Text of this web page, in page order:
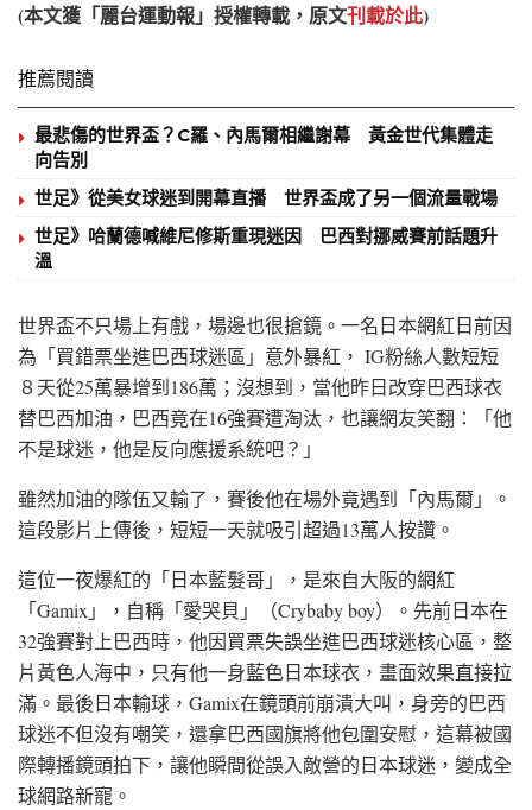
(本文獲「麗台運動報」授權轉載，原文刊載於此)
推薦閱讀
最悲傷的世界盃？C羅、內馬爾相繼謝幕 黃金世代集體走
向告別
世足》從美女球迷到開幕直播 世界盃成了另一個流量戰場
世足》哈蘭德喊維尼修斯重現迷因 巴西對挪威賽前話題升
溫
世界盃不只場上有戲，場邊也很搶鏡。一名日本網紅日前因
為「買錯票坐進巴西球迷區」意外暴紅， IG粉絲人數短短
８天從25萬暴增到186萬；沒想到，當他昨日改穿巴西球衣
替巴西加油，巴西竟在16強賽遭淘汰，也讓網友笑翻：「他
不是球迷，他是反向應援系統吧？」
雖然加油的隊伍又輸了，賽後他在場外竟遇到「內馬爾」。
這段影片上傳後，短短一天就吸引超過13萬人按讚。
這位一夜爆紅的「日本藍髮哥」，是來自大阪的網紅
「Gamix」，自稱「愛哭貝」（Crybaby boy）。先前日本在
32強賽對上巴西時，他因買票失誤坐進巴西球迷核心區，整
片黃色人海中，只有他一身藍色日本球衣，畫面效果直接拉
滿。最後日本輸球，Gamix在鏡頭前崩潰大叫，身旁的巴西
球迷不但沒有嘲笑，還拿巴西國旗將他包圍安慰，這幕被國
際轉播鏡頭拍下，讓他瞬間從誤入敵營的日本球迷，變成全
球網路新寵。